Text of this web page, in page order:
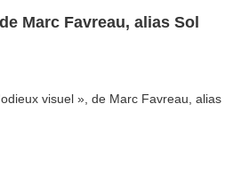
Marc Favreau, alias Sol